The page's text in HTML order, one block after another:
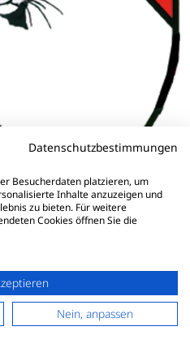
Datenschutzbestimmungen
Besucherdaten platzieren, um
Inhalte anzuzeigen und
zu bieten. Für weitere
Cookies öffnen Sie die
Nein, anpassen